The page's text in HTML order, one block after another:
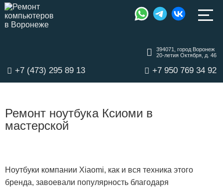
394071, город Воронеж
20-летия Октября, д. 46
+7 (473) 295 89 13 +7 950 769 34 92
Ремонт ноутбука Ксиоми в
мастерской
Ноутбуки компании Xiaomi, как и вся техника этого
бренда, завоевали популярность благодаря